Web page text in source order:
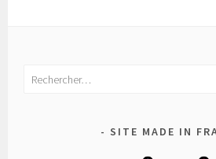
Rechercher :
SITE MADE IN